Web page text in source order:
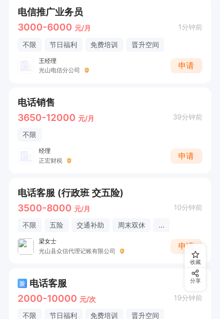
电信推广业务员
3000-6000 元/月 1分钟前
不限 节日福利 免费培训 晋升空间
王经理
光山电信分公司
申请
电话销售
3650-12000 元/月 39分钟前
不限
经理
正宏财税
申请
电话客服 (行政班 交五险)
3500-8000 元/月 10分钟前
不限 五险 交通补助 周末双休 ...
梁女士
光山县众信代理记账有限公司
申请
兼 电话客服
2000-10000 元/次 19分钟前
不限 节日福利 免费培训 晋升空间
收藏
分享